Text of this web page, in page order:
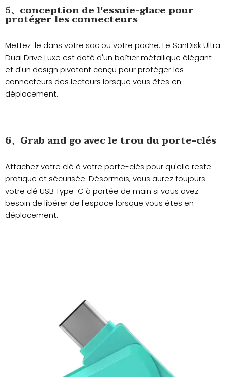
5、 conception de l'essuie-glace pour
protéger les connecteurs
Mettez-le dans votre sac ou votre poche. Le SanDisk Ultra
Dual Drive Luxe est doté d'un boîtier métallique élégant
et d'un design pivotant conçu pour protéger les
connecteurs des lecteurs lorsque vous êtes en
déplacement.
6、Grab and go avec le trou du porte-clés
Attachez votre clé à votre porte-clés pour qu'elle reste
pratique et sécurisée. Désormais, vous aurez toujours
votre clé USB Type-C à portée de main si vous avez
besoin de libérer de l'espace lorsque vous êtes en
déplacement.